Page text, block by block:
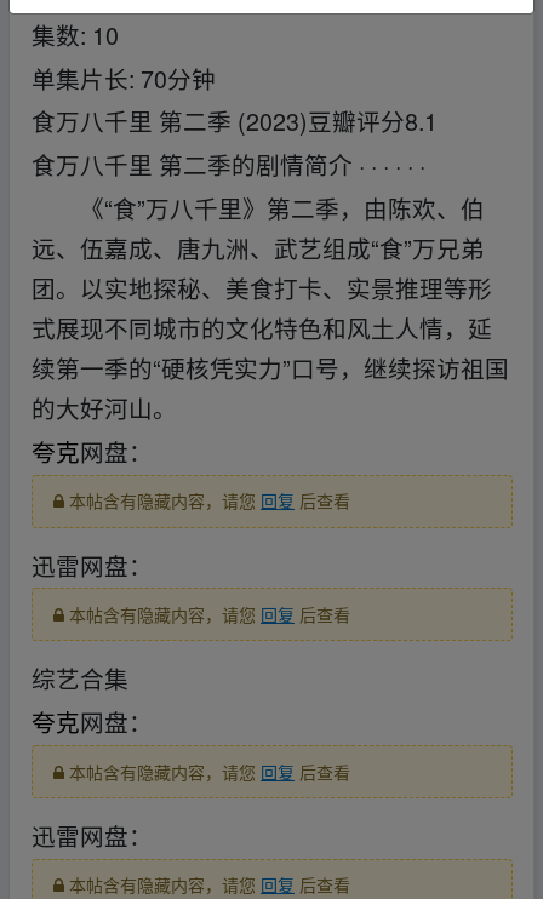
集数: 10
单集片长: 70分钟
食万八千里 第二季 (2023)豆瓣评分8.1
食万八千里 第二季的剧情简介 · · · · · ·
《“食”万八千里》第二季，由陈欢、伯
远、伍嘉成、唐九洲、武艺组成“食”万兄弟
团。以实地探秘、美食打卡、实景推理等形
式展现不同城市的文化特色和风土人情，延
续第一季的“硬核凭实力”口号，继续探访祖国
的大好河山。
夸克网盘：
本帖含有隐藏内容，请您 回复 后查看
迅雷网盘：
本帖含有隐藏内容，请您 回复 后查看
综艺合集
夸克网盘：
本帖含有隐藏内容，请您 回复 后查看
迅雷网盘：
本帖含有隐藏内容，请您 回复 后查看